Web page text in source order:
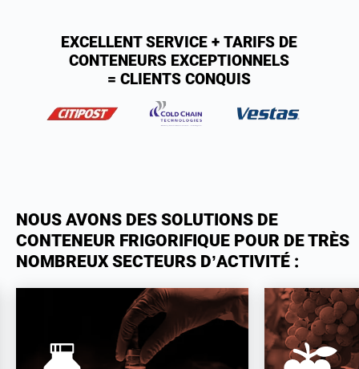
EXCELLENT SERVICE + TARIFS DE
CONTENEURS EXCEPTIONNELS
= CLIENTS CONQUIS
NOUS AVONS DES SOLUTIONS DE
CONTENEUR FRIGORIFIQUE POUR DE TRÈS
NOMBREUX SECTEURS D’ACTIVITÉ :